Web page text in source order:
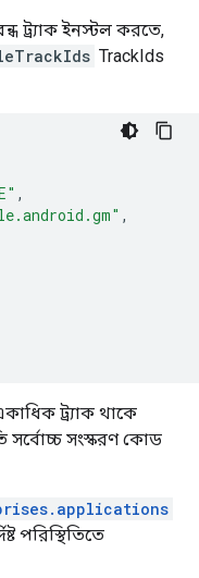
ট্র্যাক ইনস্টল করতে,
TrackIds
,
,
ট্র্যাক থাকে
সর্বোচ্চ সংস্করণ কোড
পরিস্থিতিতে